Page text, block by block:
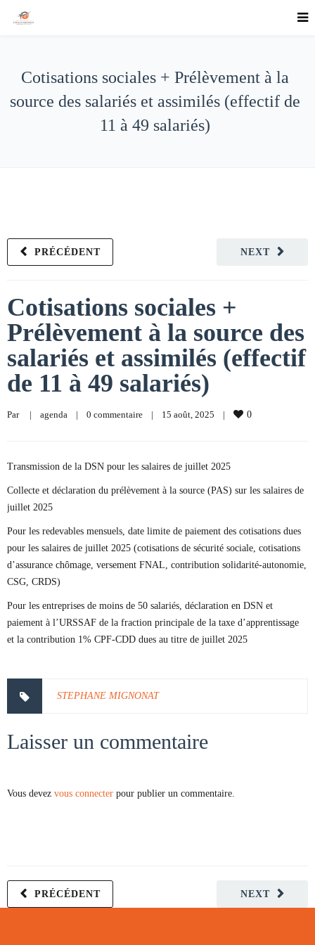
Cotisations sociales + Prélèvement à la
source des salariés et assimilés (effectif de
11 à 49 salariés)
NEXT
PRÉCÉDENT
Cotisations sociales +
Prélèvement à la source des
salariés et assimilés (effectif
de 11 à 49 salariés)
Par | agenda | 0 commentaire | 15 août, 2025 | 0
Transmission de la DSN pour les salaires de juillet 2025
Collecte et déclaration du prélèvement à la source (PAS) sur les salaires de
juillet 2025
Pour les redevables mensuels, date limite de paiement des cotisations dues
pour les salaires de juillet 2025 (cotisations de sécurité sociale, cotisations
d’assurance chômage, versement FNAL, contribution solidarité-autonomie,
CSG, CRDS)
Pour les entreprises de moins de 50 salariés, déclaration en DSN et
paiement à l’URSSAF de la fraction principale de la taxe d’apprentissage
et la contribution 1% CPF-CDD dues au titre de juillet 2025
STEPHANE MIGNONAT
Laisser un commentaire
Vous devez vous connecter pour publier un commentaire.
NEXT
PRÉCÉDENT